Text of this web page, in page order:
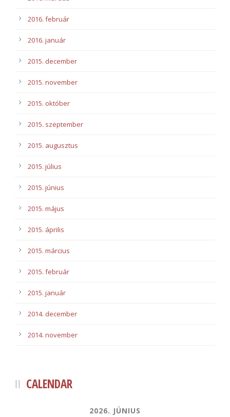
2016. február
2016. január
2015. december
2015. november
2015. október
2015. szeptember
2015. augusztus
2015. július
2015. június
2015. május
2015. április
2015. március
2015. február
2015. január
2014. december
2014. november
CALENDAR
2026. JÚNIUS